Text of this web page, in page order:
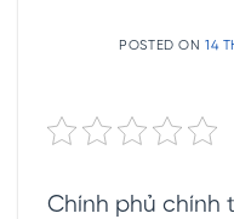
POSTED ON 14
Chính phủ chính